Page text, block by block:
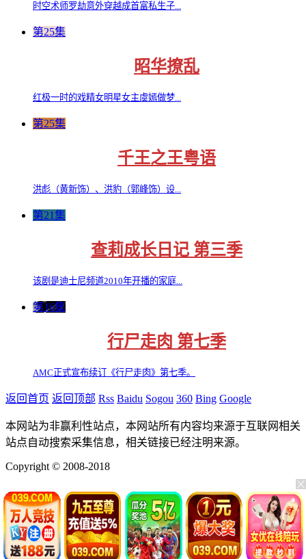
时空术师罗劫意外穿越成首富私生子...
第25集
昭华撩乱
红极一时的戏精女明星女主虞嫣做梦...
第25集
千王之王粤语
洪彪（黄新饰）、洪豹（郭峰饰）设...
第21集
查莉成长日记 第三季
该剧是迪士尼频道2010年开播的家庭...
第16集
行尸走肉 第七季
AMC正式宣布续订《行尸走肉》第七季。
返回首页 返回顶部 Rss Baidu Sogou 360 Bing Google
本网站为非赢利性站点，本网站所有内容均来源于互联网相关
站点自动搜索采集信息，相关链接已经注明来源。
Copyright © 2008-2018